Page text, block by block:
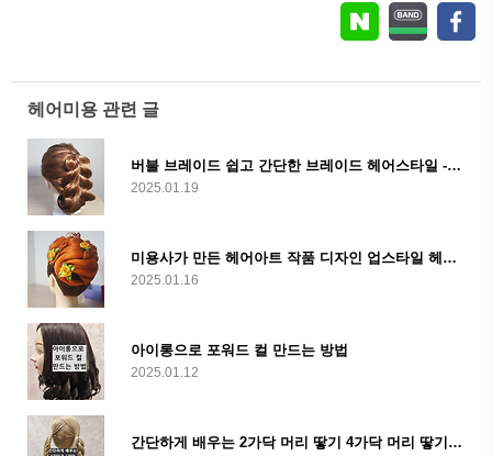
헤어미용 관련 글
버블 브레이드 쉽고 간단한 브레이드 헤어스타일 - 포니테일 스타일 가이드
2025.01.19
미용사가 만든 헤어아트 작품 디자인 업스타일 헤어스타일
2025.01.16
아이롱으로 포워드 컬 만드는 방법
2025.01.12
간단하게 배우는 2가닥 머리 땋기 4가닥 머리 땋기 비법